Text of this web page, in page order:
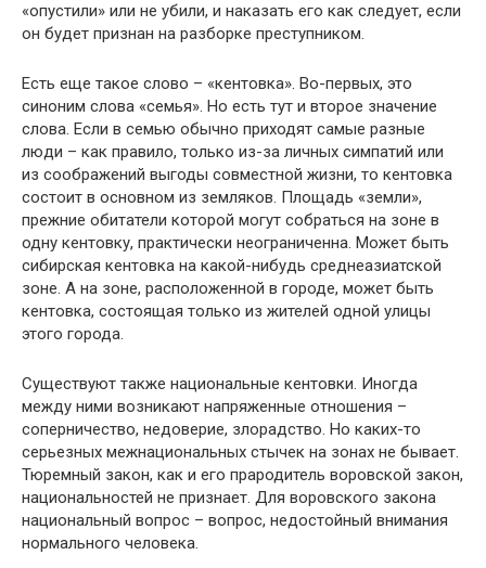
«опустили» или не убили, и наказать его как следует, если
он будет признан на разборке преступником.
Есть еще такое слово – «кентовка». Во-первых, это
синоним слова «семья». Но есть тут и второе значение
слова. Если в семью обычно приходят самые разные
люди – как правило, только из-за личных симпатий или
из соображений выгоды совместной жизни, то кентовка
состоит в основном из земляков. Площадь «земли»,
прежние обитатели которой могут собраться на зоне в
одну кентовку, практически неограниченна. Может быть
сибирская кентовка на какой-нибудь среднеазиатской
зоне. А на зоне, расположенной в городе, может быть
кентовка, состоящая только из жителей одной улицы
этого города.
Существуют также национальные кентовки. Иногда
между ними возникают напряженные отношения –
соперничество, недоверие, злорадство. Но каких-то
серьезных межнациональных стычек на зонах не бывает.
Тюремный закон, как и его прародитель воровской закон,
национальностей не признает. Для воровского закона
национальный вопрос – вопрос, недостойный внимания
нормального человека.